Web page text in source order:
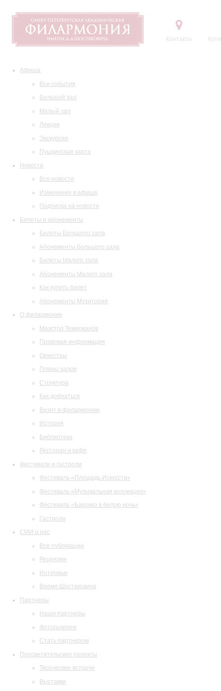
Контакты
Афиша
Все события
Большой зал
Малый зал
Лекции
Экскурсии
Пушкинская карта
Новости
Все новости
Изменения в афише
Подписка на новости
Билеты и абонементы
Билеты Большого зала
Абонементы Большого зала
Билеты Малого зала
Абонементы Малого зала
Как купить билет
Абонементы Музитория
О филармонии
Маэстро Темирканов
Правовая информация
Оркестры
Планы залов
Структура
Как добраться
Визит в филармонию
История
Библиотека
Ресторан и кафе
Фестивали и гастроли
Фестиваль «Площадь Искусств»
Фестиваль «Музыкальная коллекция»
Фестиваль «Барокко в белую ночь»
Гастроли
СМИ о нас
Все публикации
Рецензии
Интервью
Время Шостаковича
Партнеры
Наши партнеры
Фотогалерея
Стать партнером
Просветительские проекты
Творческие встречи
Выставки